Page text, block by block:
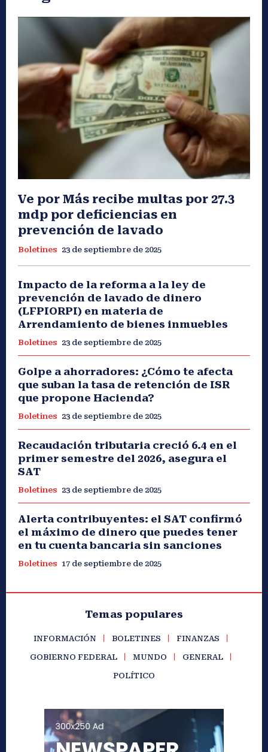
Ve por Más recibe multas por 27.3
mdp por deficiencias en
prevención de lavado
Boletines 23 de septiembre de 2025
Impacto de la reforma a la ley de
prevención de lavado de dinero
(LFPIORPI) en materia de
Arrendamiento de bienes inmuebles
Boletines 23 de septiembre de 2025
Golpe a ahorradores: ¿Cómo te afecta
que suban la tasa de retención de ISR
que propone Hacienda?
Boletines 23 de septiembre de 2025
Recaudación tributaria creció 6.4 en el
primer semestre del 2026, asegura el
SAT
Boletines 23 de septiembre de 2025
Alerta contribuyentes: el SAT confirmó
el máximo de dinero que puedes tener
en tu cuenta bancaria sin sanciones
Boletines 17 de septiembre de 2025
Temas populares
INFORMACIÓN BOLETINES FINANZAS
GOBIERNO FEDERAL MUNDO GENERAL
POLÍTICO